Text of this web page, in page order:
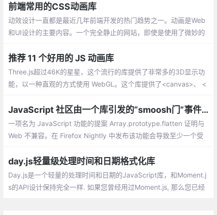
势
前端常用的CSS动画库
动效设计一直都是最近几年前端开发的热门趋势之一。动画是Web
和UI设计的主要内容。一个完全静止的网站，即使是使用了微妙的
西一样。
推荐 11 个好用的 JS 动画库
Three.js超过46K的星星，这个流行的库提供了非常多的3D显示功
能，以一种直观的方式使用 WebGL。这个库提供了<canvas>、 <
建丰富的交互体验
JavaScript 社区由一个库引发的“smoosh门”事件到底怎么回事？
一项名为 JavaScript 功能的提案 Array.prototype.flatten 证明与
Web 不兼容。在 Firefox Nightly 中发布该功能会导致至少一个受
一部分，很可能会有更多网站受到影响。
day.js轻量级处理时间和日期格式化库
Day.js是一个轻量的处理时间和日期的JavaScript库，和Moment.j
s的API设计保持完全一样. 如果您曾经用过Moment.js, 那么您已经